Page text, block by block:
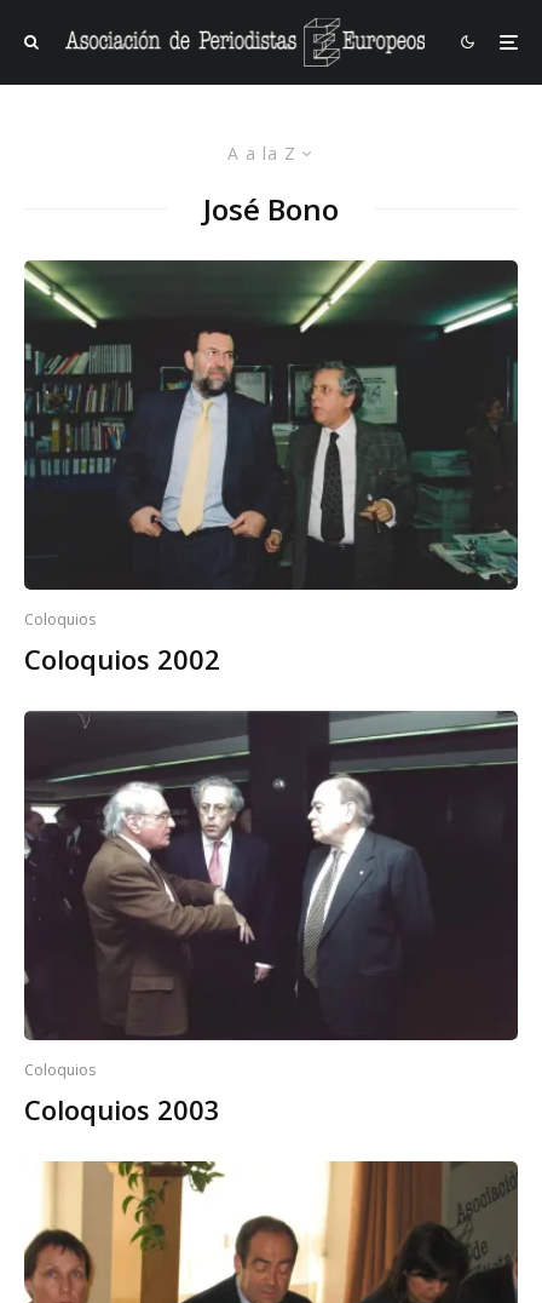
A a la Z
José Bono
Coloquios
Coloquios 2002
Coloquios
Coloquios 2003